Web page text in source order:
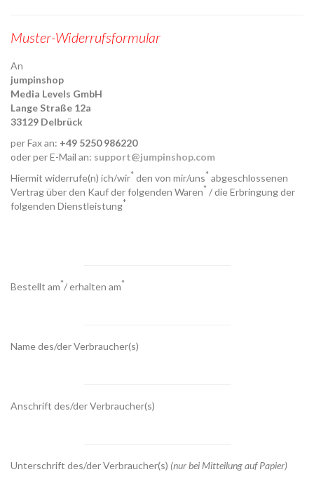
Muster-Widerrufsformular
An
jumpinshop
Media Levels GmbH
Lange Straße 12a
33129 Delbrück
per Fax an: +49 5250 986220
oder per E-Mail an: support@jumpinshop.com
Hiermit widerrufe(n) ich/wir* den von mir/uns* abgeschlossenen
Vertrag über den Kauf der folgenden Waren* / die Erbringung der
folgenden Dienstleistung*
Bestellt am*/ erhalten am*
Name des/der Verbraucher(s)
Anschrift des/der Verbraucher(s)
Unterschrift des/der Verbraucher(s) (nur bei Mitteilung auf Papier)